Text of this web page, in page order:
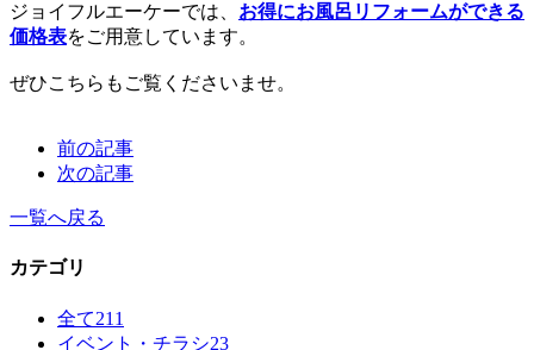
ジョイフルエーケーでは、 お得にお風呂リフォームができる
価格表をご用意しています。
ぜひこちらもご覧くださいませ。
前の記事
次の記事
一覧へ戻る
カテゴリ
全て211
イベント・チラシ23